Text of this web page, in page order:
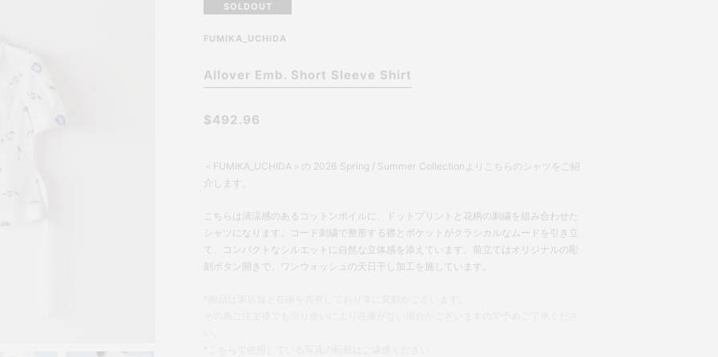
SOLDOUT
FUMIKA_UCHIDA
Allover Emb. Short Sleeve Shirt
$492.96
＜FUMIKA_UCHIDA＞の 2026 Spring / Summer Collectionよりこちらのシャツをご紹
介します。
こちらは清涼感のあるコットンボイルに、ドットプリントと花柄の刺繍を組み合わせた
シャツになります。コード刺繍で整形する襟とポケットがクラシカルなムードを引き立
て、コンパクトなシルエットに自然な立体感を添えています。前立てはオリジナルの彫
刻ボタン開きで、ワンウォッシュの天日干し加工を施しています。